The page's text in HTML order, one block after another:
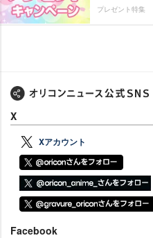
プレゼント特集
X
Xアカウント
Facebook